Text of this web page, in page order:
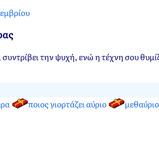
την ψυχή, ενώ η τέχνη σου
ποιος γιορτάζει αύριο μεθαύριο